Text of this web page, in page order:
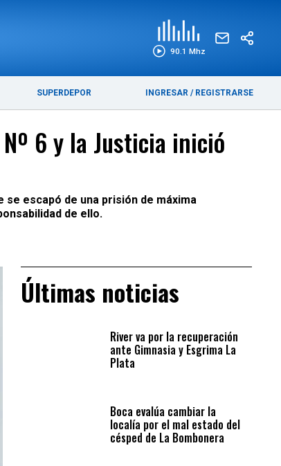
90.1 Mhz
SUPERDEPOR INGRESAR / REGISTRARSE
6 y la Justicia inició
escapó de una prisión de máxima
de ello.
Últimas noticias
River va por la recuperación
ante Gimnasia y Esgrima La
Plata
Boca evalúa cambiar la
localía por el mal estado del
césped de La Bombonera